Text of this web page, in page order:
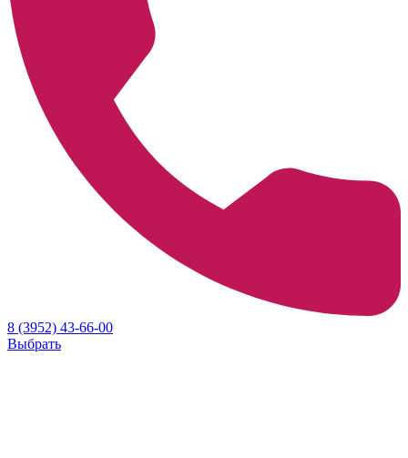
8 (3952) 43-66-00
Выбрать